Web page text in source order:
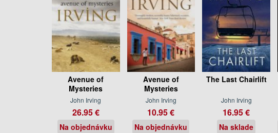
Avenue of
Mysteries
John Irving
26.95 €
Na objednávku
Avenue of
Mysteries
John Irving
10.95 €
Na objednávku
The Last Chairlift
John Irving
16.95 €
Na sklade